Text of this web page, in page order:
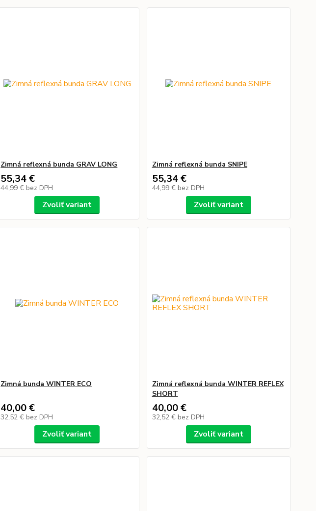
Zimná reflexná bunda GRAV LONG
55,34 €
44,99 € bez DPH
Zvoliť variant
Zimná reflexná bunda SNIPE
55,34 €
44,99 € bez DPH
Zvoliť variant
Zimná bunda WINTER ECO
40,00 €
32,52 € bez DPH
Zvoliť variant
Zimná reflexná bunda WINTER REFLEX
SHORT
40,00 €
32,52 € bez DPH
Zvoliť variant